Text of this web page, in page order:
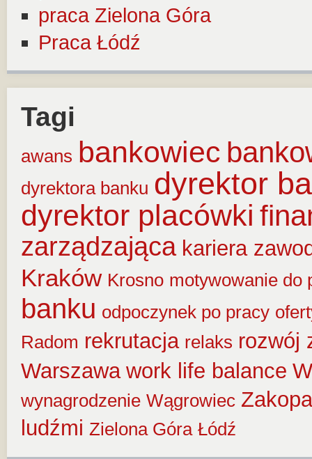
praca Zielona Góra
Praca Łódź
Tagi
awans bankowiec
dyrektora banku dyrektor
dyrektor placówki
zarządzająca kariera
Kraków Krosno motywowanie do
banku odpoczynek po pracy
Radom rekrutacja relaks rozwój
Warszawa work life balance
wynagrodzenie Wągrowiec
ludźmi Zielona Góra Łódź